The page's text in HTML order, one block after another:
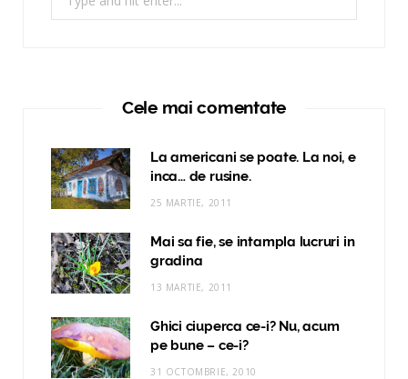
for:
Cele mai comentate
La americani se poate. La noi, e
inca… de rusine.
25 MARTIE, 2011
Mai sa fie, se intampla lucruri in
gradina
13 MARTIE, 2011
Ghici ciuperca ce-i? Nu, acum
pe bune – ce-i?
31 OCTOMBRIE, 2010